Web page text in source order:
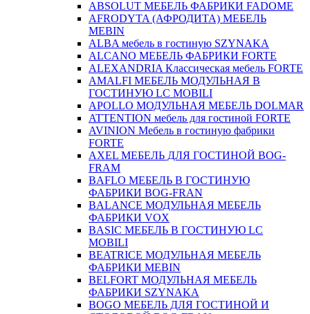
ABSOLUT МЕБЕЛЬ ФАБРИКИ FADOME
AFRODYTA (АФРОДИТА) МЕБЕЛЬ
MEBIN
ALBA мебель в гостиную SZYNAKA
ALCANO МЕБЕЛЬ ФАБРИКИ FORTE
ALEXANDRIA Классическая мебель FORTE
AMALFI МЕБЕЛЬ МОДУЛЬНАЯ В
ГОСТИНУЮ LC MOBILI
APOLLO МОДУЛЬНАЯ МЕБЕЛЬ DOLMAR
ATTENTION мебель для гостиной FORTE
AVINION Мебель в гостиную фабрики
FORTE
AXEL МЕБЕЛЬ ДЛЯ ГОСТИНОЙ BOG-
FRAM
BAFLO МЕБЕЛЬ В ГОСТИНУЮ
ФАБРИКИ BOG-FRAN
BALANCE МОДУЛЬНАЯ МЕБЕЛЬ
ФАБРИКИ VOX
BASIC МЕБЕЛЬ В ГОСТИНУЮ LC
MOBILI
BEATRICE МОДУЛЬНАЯ МЕБЕЛЬ
ФАБРИКИ MEBIN
BELFORT МОДУЛЬНАЯ МЕБЕЛЬ
ФАБРИКИ SZYNAKA
BOGO МЕБЕЛЬ ДЛЯ ГОСТИНОЙ И